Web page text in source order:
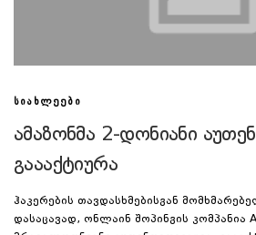
ᲡᲘᲐᲮᲚᲔᲔᲑᲘ
ამაზონმა 2-დონიანი
გაააქტიურა
ჰაკერების თავდასხმებისგან
დასაცავად, ონლაინ შოპინგის კომპანია